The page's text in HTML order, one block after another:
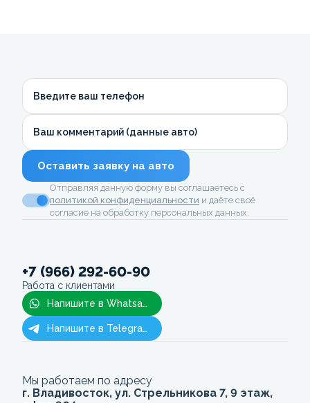
Введите ваш телефон
Ваш комментарий (данные авто)
Оставить заявку на авто
Отправляя данную форму вы соглашаетесь с
политикой конфиденциальности и даёте своё
согласие на обработку персональных данных.
+7 (966) 292-60-90
Работа с клиентами
Напишите в Whatsapp
Напишите в Telegram
Мы работаем по адресу
г. Владивосток, ул. Стрельникова 7, 9 этаж,